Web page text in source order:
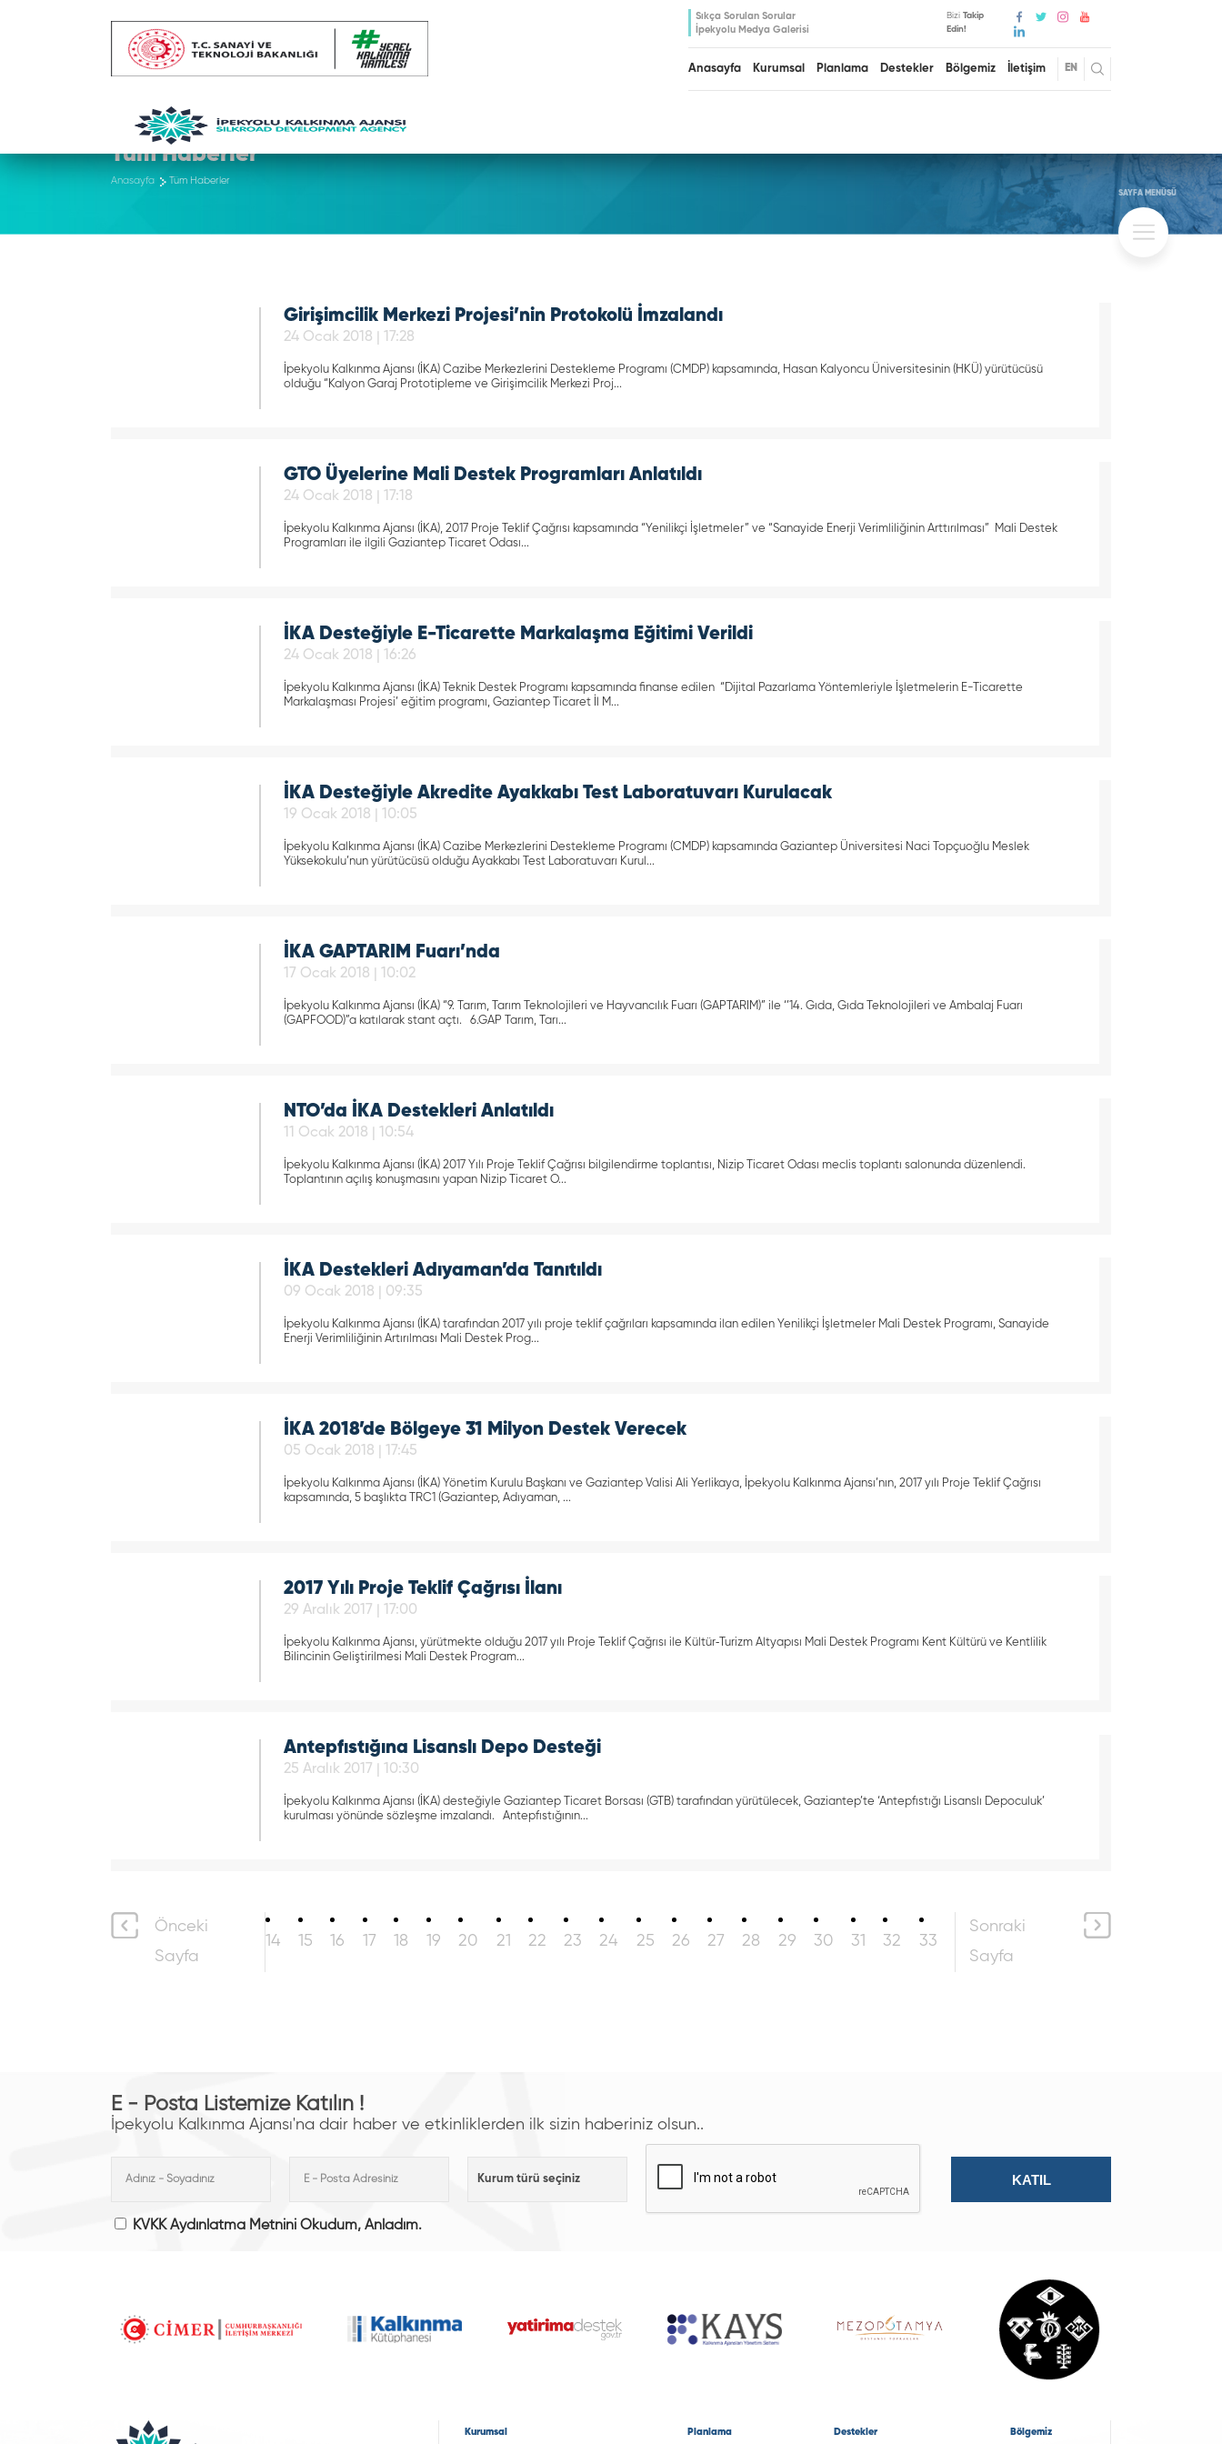
Sıkça Sorulan Sorular
İpekyolu Medya Galerisi
BiziTakip
Edin!
Anasayfa Kurumsal Planlama Destekler Bölgemiz İletişim EN
Tüm Haberler
Anasayfa Tüm Haberler
SAYFA MENÜSÜ
Girişimcilik Merkezi Projesi’nin Protokolü İmzalandı
24 Ocak 2018 | 17:28
İpekyolu Kalkınma Ajansı (İKA) Cazibe Merkezlerini Destekleme Programı (CMDP) kapsamında, Hasan Kalyoncu Üniversitesinin (HKÜ) yürütücüsü
olduğu “Kalyon Garaj Prototipleme ve Girişimcilik Merkezi Proj...
GTO Üyelerine Mali Destek Programları Anlatıldı
24 Ocak 2018 | 17:18
İpekyolu Kalkınma Ajansı (İKA), 2017 Proje Teklif Çağrısı kapsamında “Yenilikçi İşletmeler” ve “Sanayide Enerji Verimliliğinin Arttırılması” Mali Destek
Programları ile ilgili Gaziantep Ticaret Odası...
İKA Desteğiyle E-Ticarette Markalaşma Eğitimi Verildi
24 Ocak 2018 | 16:26
İpekyolu Kalkınma Ajansı (İKA) Teknik Destek Programı kapsamında finanse edilen “Dijital Pazarlama Yöntemleriyle İşletmelerin E-Ticarette
Markalaşması Projesi’ eğitim programı, Gaziantep Ticaret İl M...
İKA Desteğiyle Akredite Ayakkabı Test Laboratuvarı Kurulacak
19 Ocak 2018 | 10:05
İpekyolu Kalkınma Ajansı (İKA) Cazibe Merkezlerini Destekleme Programı (CMDP) kapsamında Gaziantep Üniversitesi Naci Topçuoğlu Meslek
Yüksekokulu’nun yürütücüsü olduğu Ayakkabı Test Laboratuvarı Kurul...
İKA GAPTARIM Fuarı’nda
17 Ocak 2018 | 10:02
İpekyolu Kalkınma Ajansı (İKA) “9. Tarım, Tarım Teknolojileri ve Hayvancılık Fuarı (GAPTARIM)” ile ‘’14. Gıda, Gıda Teknolojileri ve Ambalaj Fuarı
(GAPFOOD)”a katılarak stant açtı. 6.GAP Tarım, Tarı...
NTO’da İKA Destekleri Anlatıldı
11 Ocak 2018 | 10:54
İpekyolu Kalkınma Ajansı (İKA) 2017 Yılı Proje Teklif Çağrısı bilgilendirme toplantısı, Nizip Ticaret Odası meclis toplantı salonunda düzenlendi.
Toplantının açılış konuşmasını yapan Nizip Ticaret O...
İKA Destekleri Adıyaman’da Tanıtıldı
09 Ocak 2018 | 09:35
İpekyolu Kalkınma Ajansı (İKA) tarafından 2017 yılı proje teklif çağrıları kapsamında ilan edilen Yenilikçi İşletmeler Mali Destek Programı, Sanayide
Enerji Verimliliğinin Artırılması Mali Destek Prog...
İKA 2018’de Bölgeye 31 Milyon Destek Verecek
05 Ocak 2018 | 17:45
İpekyolu Kalkınma Ajansı (İKA) Yönetim Kurulu Başkanı ve Gaziantep Valisi Ali Yerlikaya, İpekyolu Kalkınma Ajansı’nın, 2017 yılı Proje Teklif Çağrısı
kapsamında, 5 başlıkta TRC1 (Gaziantep, Adıyaman, ...
2017 Yılı Proje Teklif Çağrısı İlanı
29 Aralık 2017 | 17:00
İpekyolu Kalkınma Ajansı, yürütmekte olduğu 2017 yılı Proje Teklif Çağrısı ile Kültür‐Turizm Altyapısı Mali Destek Programı Kent Kültürü ve Kentlilik
Bilincinin Geliştirilmesi Mali Destek Program...
Antepfıstığına Lisanslı Depo Desteği
25 Aralık 2017 | 10:30
İpekyolu Kalkınma Ajansı (İKA) desteğiyle Gaziantep Ticaret Borsası (GTB) tarafından yürütülecek, Gaziantep’te ‘Antepfıstığı Lisanslı Depoculuk’
kurulması yönünde sözleşme imzalandı. Antepfıstığının...
Önceki
Sayfa
14 15 16 17 18 19 20 21 22 23 24 25 26 27 28 29 30 31 32 33
Sonraki
Sayfa
E - Posta Listemize Katılın !
İpekyolu Kalkınma Ajansı'na dair haber ve etkinliklerden ilk sizin haberiniz olsun..
KVKK Aydınlatma Metnini Okudum, Anladım.
Kurumsal Planlama Destekler Bölgemiz